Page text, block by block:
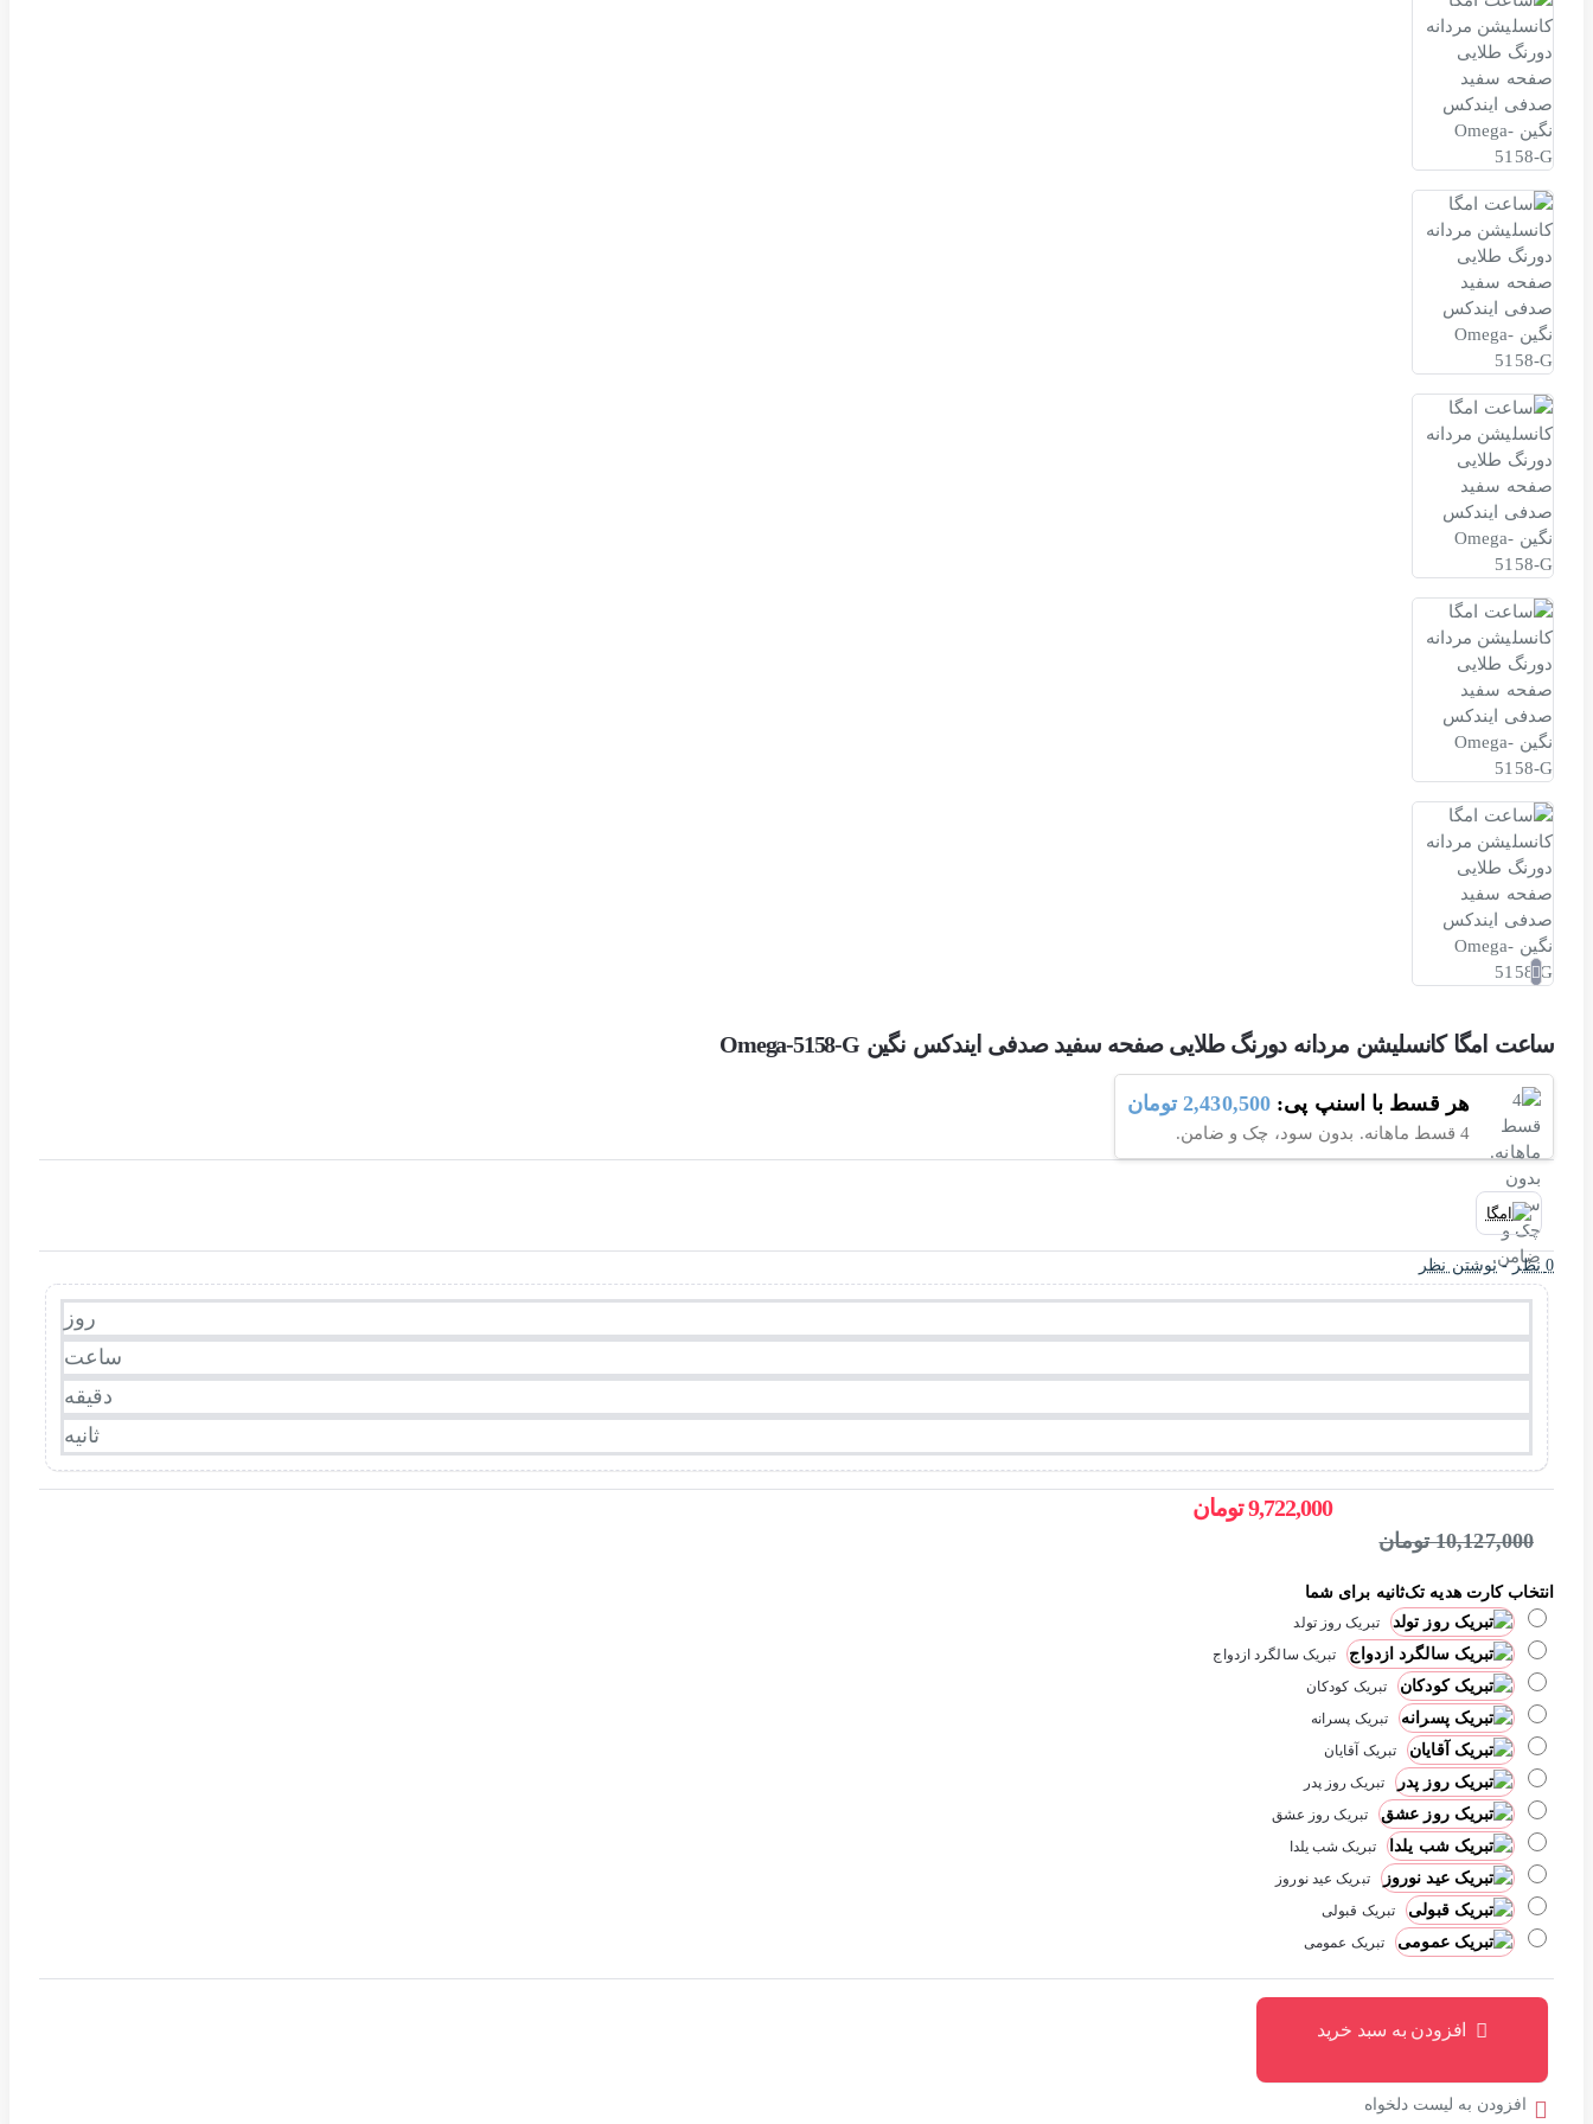
ساعت امگا کانسلیشن مردانه دورنگ طلایی صفحه سفید صدفی ایندکس نگین Omega-5158-G
هر قسط با اسنپ پی: 2,430,500 تومان
4 قسط ماهانه. بدون سود، چک و ضامن.
0 نظر - نوشتن نظر
روز
ساعت
دقیقه
ثانیه
9,722,000 تومان
10,127,000 تومان
انتخاب کارت هدیه تک‌ثانیه برای شما
تبریک روز تولد
تبریک سالگرد ازدواج
تبریک کودکان
تبریک پسرانه
تبریک آقایان
تبریک روز پدر
تبریک روز عشق
تبریک شب یلدا
تبریک عید نوروز
تبریک قبولی
تبریک عمومی
افزودن به سبد خرید
افزودن به لیست دلخواه